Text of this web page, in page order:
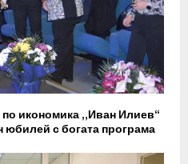
икономика „Иван Илиев“
с богата програма